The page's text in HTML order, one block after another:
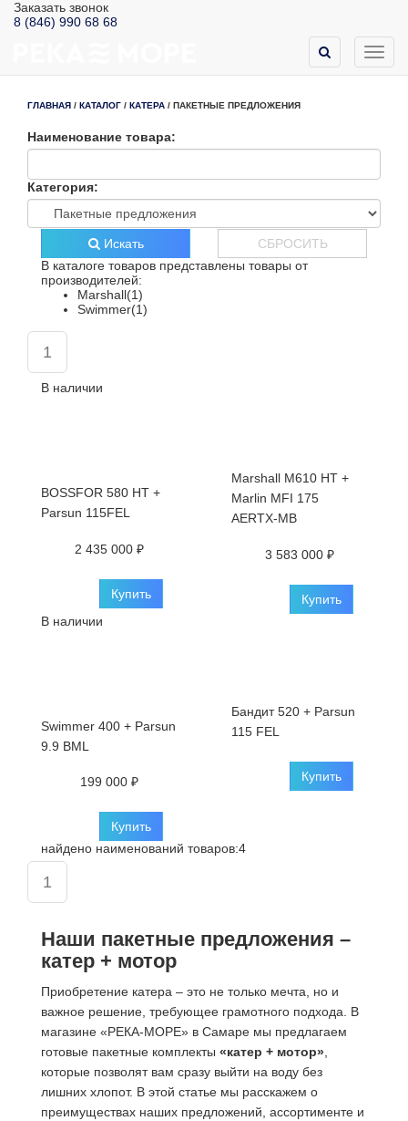
Заказать звонок
8 (846) 990 68 68
ГЛАВНАЯ / КАТАЛОГ / КАТЕРА / ПАКЕТНЫЕ ПРЕДЛОЖЕНИЯ
Наименование товара:
Категория:
Искать
СБРОСИТЬ
В каталоге товаров представлены товары от
производителей:
Marshall(1)
Swimmer(1)
1
В наличии
BOSSFOR 580 HT +
Parsun 115FEL
2 435 000 ₽
Купить
Marshall M610 HT +
Marlin MFI 175
AERTX-МВ
3 583 000 ₽
Купить
В наличии
Swimmer 400 + Parsun
9.9 BML
199 000 ₽
Купить
Бандит 520 + Parsun
115 FEL
Купить
найдено наименований товаров:4
1
Наши пакетные предложения –
катер + мотор
Приобретение катера – это не только мечта, но и
важное решение, требующее грамотного подхода. В
магазине «РЕКА-МОРЕ» в Самаре мы предлагаем
готовые пакетные комплекты «катер + мотор»,
которые позволят вам сразу выйти на воду без
лишних хлопот. В этой статье мы расскажем о
преимуществах наших предложений, ассортименте и